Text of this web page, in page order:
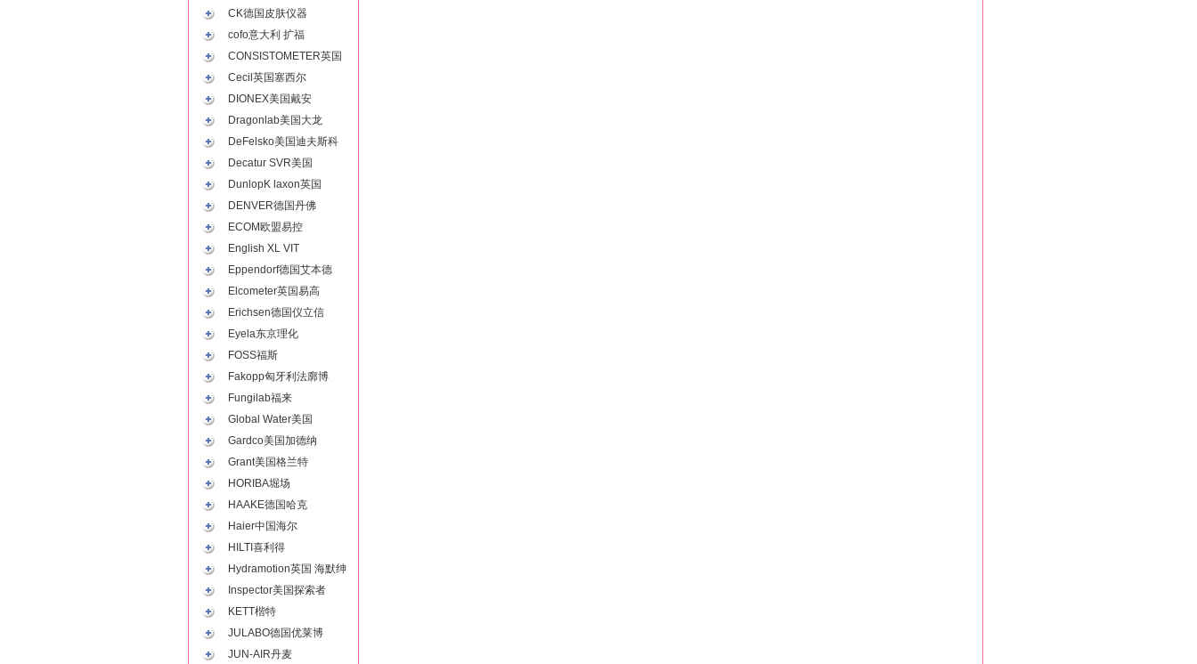
CK德国皮肤仪器
cofo意大利 扩福
CONSISTOMETER英国
Cecil英国塞西尔
DIONEX美国戴安
Dragonlab美国大龙
DeFelsko美国迪夫斯科
Decatur SVR美国
DunlopK laxon英国
DENVER德国丹佛
ECOM欧盟易控
English XL VIT
Eppendorf德国艾本德
Elcometer英国易高
Erichsen德国仪立信
Eyela东京理化
FOSS福斯
Fakopp匈牙利法廓博
Fungilab福来
Global Water美国
Gardco美国加德纳
Grant美国格兰特
HORIBA堀场
HAAKE德国哈克
Haier中国海尔
HILTI喜利得
Hydramotion英国 海默绅
Inspector美国探索者
KETT楷特
JULABO德国优莱博
JUN-AIR丹麦